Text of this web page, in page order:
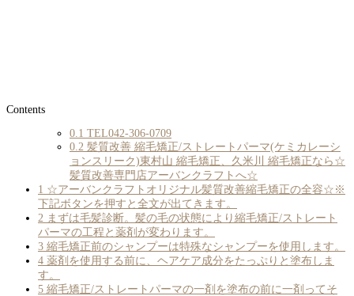
Contents
0.1 TEL042-306-0709
0.2 髪質改善 縮毛矯正/ストレートパーマ(ケミカレーシ
ョンスリーク)東村山 縮毛矯正、久米川 縮毛矯正なら☆
髪質改善専門店アーバンクラフトへ☆
1 ☆アーバンクラフトオリジナル髪質改善縮毛矯正の全容☆※
下記ボタンを押すと全文が出てきます。
2 まずは毛髪診断。髪の毛の状態により縮毛矯正/ストレート
パーマの工程と薬剤が変わります。
3 縮毛矯正前のシャンプーは特殊なシャンプーを使用します。
4 薬剤を使用する前に、ヘアケア成分をたっぷりと塗布しま
す。
5 縮毛矯正/ストレートパーマの一剤を塗布の前に一剤ってそ